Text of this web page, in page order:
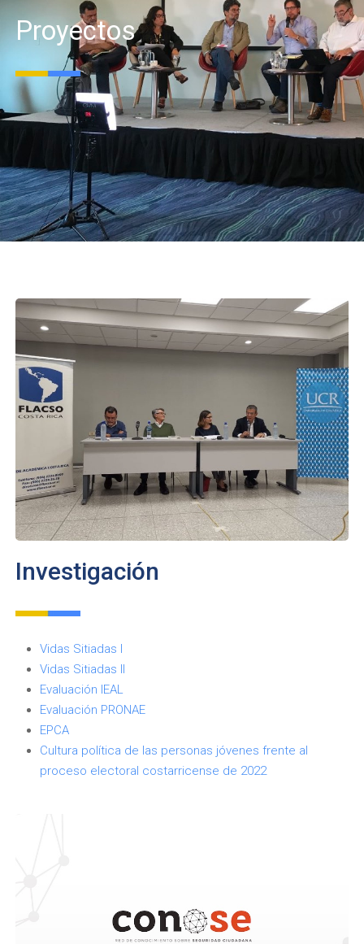
Proyectos
Investigación
Vidas Sitiadas I
Vidas Sitiadas II
Evaluación IEAL
Evaluación PRONAE
EPCA
Cultura política de las personas jóvenes frente al
proceso electoral costarricense de 2022